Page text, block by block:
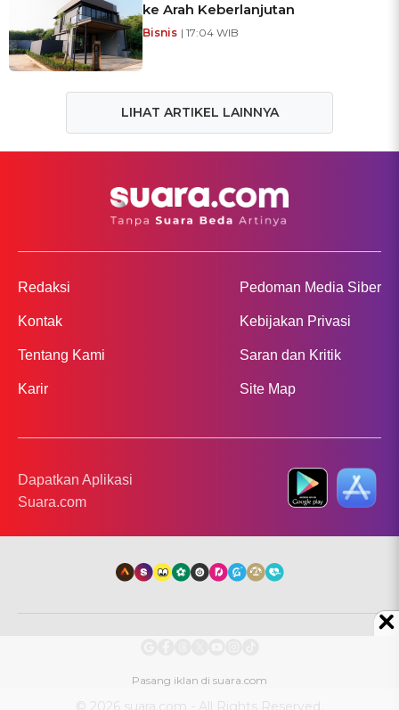
ke Arah Keberlanjutan
Bisnis | 17:04 WIB
LIHAT ARTIKEL LAINNYA
Redaksi
Kontak
Tentang Kami
Karir
Pedoman Media Siber
Kebijakan Privasi
Saran dan Kritik
Site Map
Dapatkan Aplikasi
Suara.com
© 2026 suara.com - All Rights Reserved.